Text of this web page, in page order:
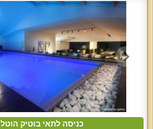
כניסה לתאי בוטיק הוטל